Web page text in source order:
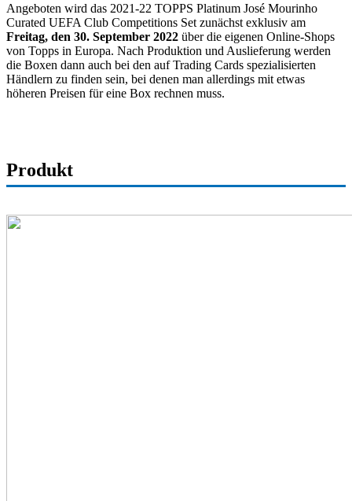
Angeboten wird das 2021-22 TOPPS Platinum José Mourinho
Curated UEFA Club Competitions Set zunächst exklusiv am
Freitag, den 30. September 2022 über die eigenen Online-Shops
von Topps in Europa. Nach Produktion und Auslieferung werden
die Boxen dann auch bei den auf Trading Cards spezialisierten
Händlern zu finden sein, bei denen man allerdings mit etwas
höheren Preisen für eine Box rechnen muss.
Produkt